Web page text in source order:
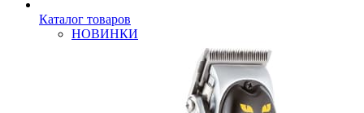
Каталог товаров
НОВИНКИ